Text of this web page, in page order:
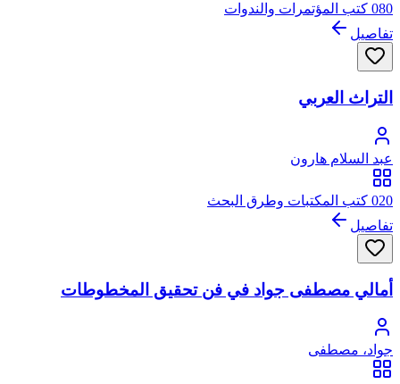
080 كتب المؤتمرات والندوات
تفاصيل
التراث العربي
عبد السلام هارون
020 كتب المكتبات وطرق البحث
تفاصيل
أمالي مصطفى جواد في فن تحقيق المخطوطات
جواد، مصطفى